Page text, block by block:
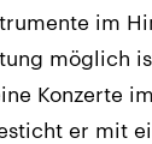
im
möglich
Konzerte
er mit